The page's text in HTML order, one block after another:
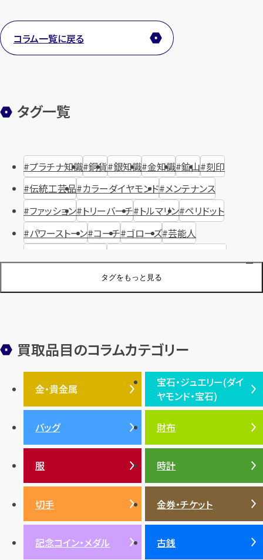
コラム一覧に戻る
タグ一覧
タグをもっと見る
プラチナ知識 銅貨 銀知識 金知識 鉱山 刻印
伝統工芸品 カラーダイヤモンド メンテナンス
ファッション トリーバーチ トルマリン ペリドット
パワーストーン コーチ ゴローズ 芸能人
ジュエリーブランド オーデマピゲ
装飾品 オメガ シュプリーム ウブロ
エルメス ダイヤモンド ルイ・ヴィトン 豆知識 カルティエ
投資 金地金 金価格・相場 グッチ 買取 プラダ
ティファニー
金貨 ブルガリ
バッグ
アメジスト
バレンシアガ
ルビー 陶磁器・ガラス ブレゲ SDGs
買取品目のコラムカテゴリー
金・貴金属
金・貴金属TOP
プラチナ
銀・シルバー
宝石・ジュエリー(ダイ
ヤモンド・宝石)
宝石・ジュエリー(ダイヤモ
ンド・宝石)TOP
ダイヤモンド
エメラルド
ルビー
サファイア
パール
バッグ 財布
服 時計
切手 金券・チケット
記念コイン・メダル 古銭